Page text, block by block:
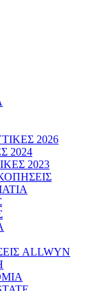
2026
2024
2023
ALLWYN